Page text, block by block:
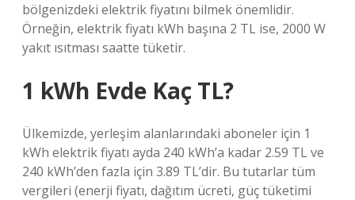
bölgenizdeki elektrik fiyatını bilmek önemlidir.
Örneğin, elektrik fiyatı kWh başına 2 TL ise, 2000 W
yakıt ısıtması saatte tüketir.
1 kWh Evde Kaç TL?
Ülkemizde, yerleşim alanlarındaki aboneler için 1
kWh elektrik fiyatı ayda 240 kWh’a kadar 2.59 TL ve
240 kWh’den fazla için 3.89 TL’dir. Bu tutarlar tüm
vergileri (enerji fiyatı, dağıtım ücreti, güç tüketimi